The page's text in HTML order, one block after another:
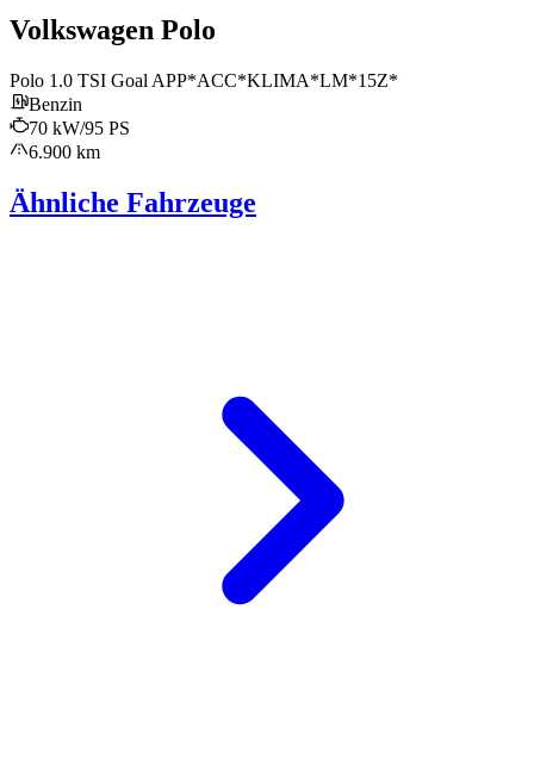
Volkswagen Polo
Polo 1.0 TSI Goal APP*ACC*KLIMA*LM*15Z*
Benzin
70 kW/95 PS
6.900 km
Ähnliche Fahrzeuge